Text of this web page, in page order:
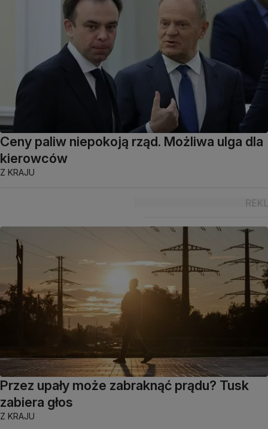
Ceny paliw niepokoją rząd. Możliwa ulga dla
kierowców
Z KRAJU
Przez upały może zabraknąć prądu? Tusk
zabiera głos
Z KRAJU